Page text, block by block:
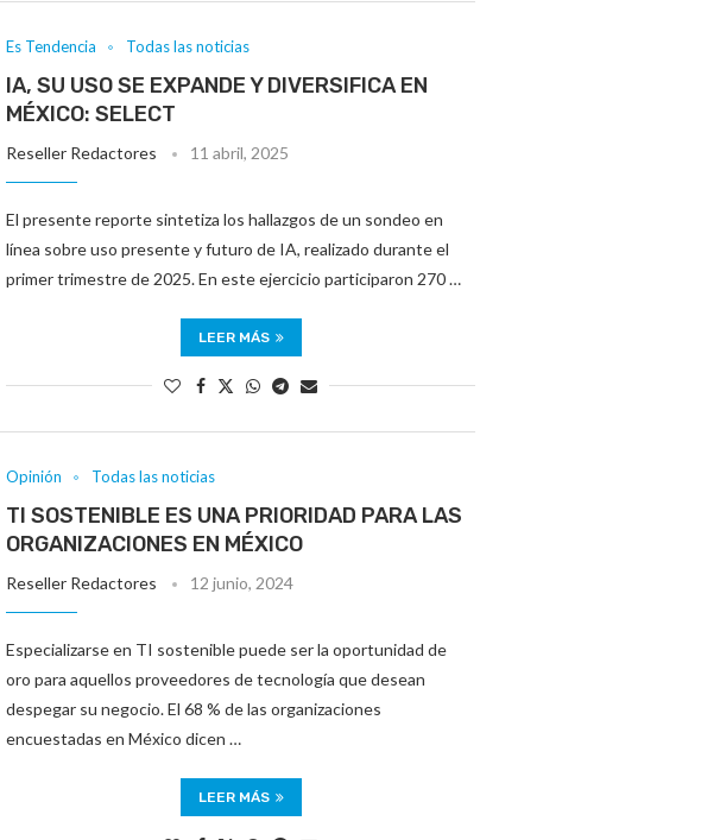
Es Tendencia Todas las noticias
IA, SU USO SE EXPANDE Y DIVERSIFICA EN
MÉXICO: SELECT
Reseller Redactores 11 abril, 2025
El presente reporte sintetiza los hallazgos de un sondeo en
línea sobre uso presente y futuro de IA, realizado durante el
primer trimestre de 2025. En este ejercicio participaron 270 …
LEER MÁS
Opinión Todas las noticias
TI SOSTENIBLE ES UNA PRIORIDAD PARA LAS
ORGANIZACIONES EN MÉXICO
Reseller Redactores 12 junio, 2024
Especializarse en TI sostenible puede ser la oportunidad de
oro para aquellos proveedores de tecnología que desean
despegar su negocio. El 68 % de las organizaciones
encuestadas en México dicen …
LEER MÁS